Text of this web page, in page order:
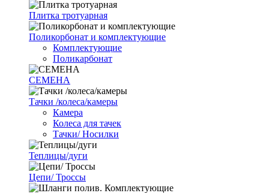
Плитка тротуарная
Поликорбонат и комплектующие
Комплектующие
Поликарбонат
СЕМЕНА
Тачки /колеса/камеры
Камера
Колеса для тачек
Тачки/ Носилки
Теплицы/дуги
Цепи/ Троссы